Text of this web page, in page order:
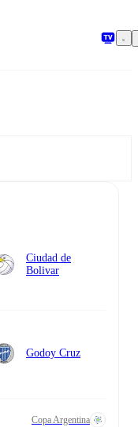
Ciudad de
Bolivar
Godoy Cruz
Copa Argentina